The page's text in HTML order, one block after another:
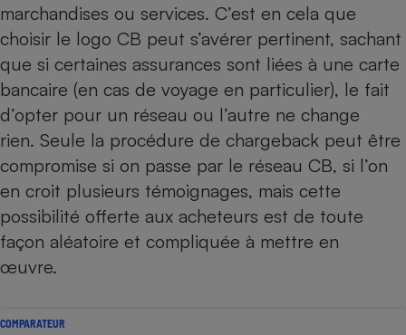
marchandises ou services. C’est en cela que
choisir le logo CB peut s’avérer pertinent, sachant
que si certaines assurances sont liées à une carte
bancaire (en cas de voyage en particulier), le fait
d’opter pour un réseau ou l’autre ne change
rien. Seule la procédure de chargeback peut être
compromise si on passe par le réseau CB, si l’on
en croit plusieurs témoignages, mais cette
possibilité offerte aux acheteurs est de toute
façon aléatoire et compliquée à mettre en
œuvre.
COMPARATEUR